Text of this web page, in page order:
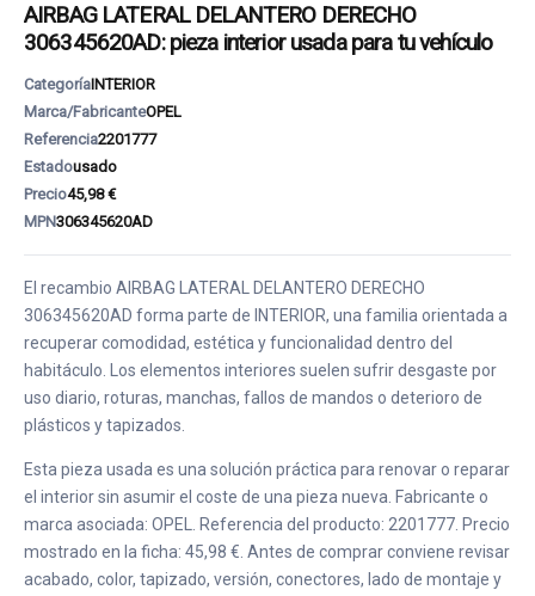
AIRBAG LATERAL DELANTERO DERECHO
306345620AD: pieza interior usada para tu vehículo
CategoríaINTERIOR
Marca/FabricanteOPEL
Referencia2201777
Estadousado
Precio45,98 €
MPN306345620AD
El recambio AIRBAG LATERAL DELANTERO DERECHO
306345620AD forma parte de INTERIOR, una familia orientada a
recuperar comodidad, estética y funcionalidad dentro del
habitáculo. Los elementos interiores suelen sufrir desgaste por
uso diario, roturas, manchas, fallos de mandos o deterioro de
plásticos y tapizados.
Esta pieza usada es una solución práctica para renovar o reparar
el interior sin asumir el coste de una pieza nueva. Fabricante o
marca asociada: OPEL. Referencia del producto: 2201777. Precio
mostrado en la ficha: 45,98 €. Antes de comprar conviene revisar
acabado, color, tapizado, versión, conectores, lado de montaje y